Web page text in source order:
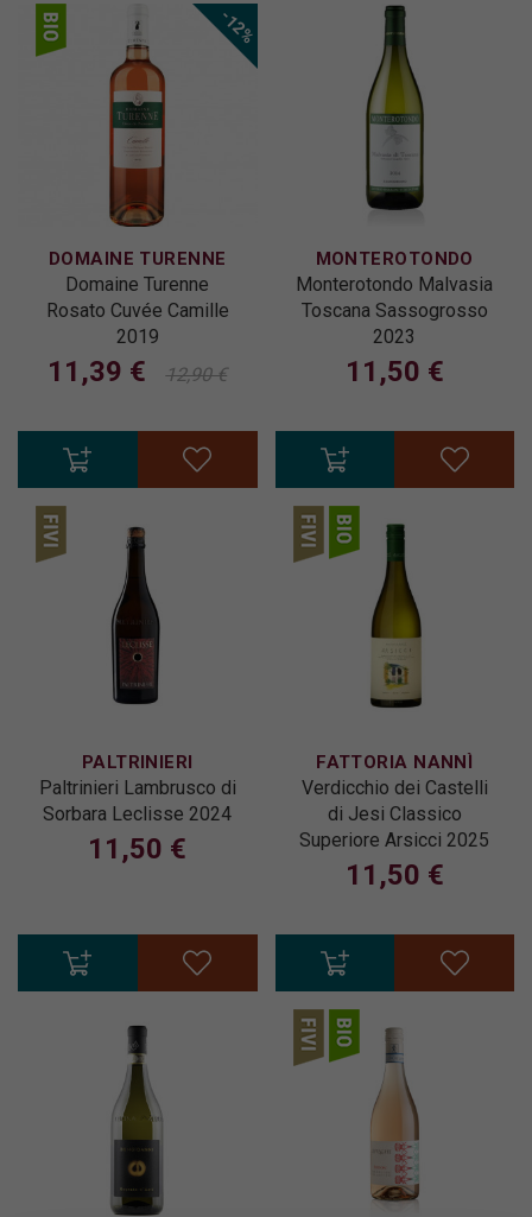
-12%
DOMAINE TURENNE
Domaine Turenne
Rosato Cuvée Camille
2019
11,39 € 12,90 €
MONTEROTONDO
Monterotondo Malvasia
Toscana Sassogrosso
2023
11,50 €
PALTRINIERI
Paltrinieri Lambrusco di
Sorbara Leclisse 2024
11,50 €
FATTORIA NANNÌ
Verdicchio dei Castelli
di Jesi Classico
Superiore Arsicci 2025
11,50 €